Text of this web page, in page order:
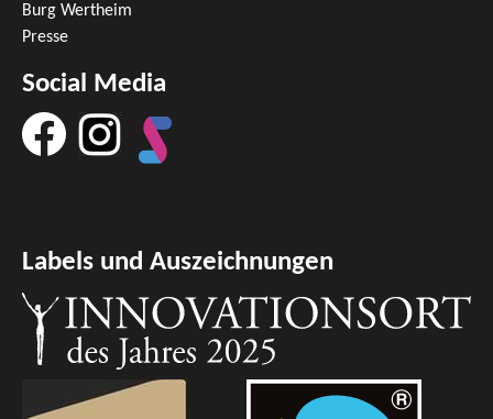
Burg Wertheim
Presse
Social Media
Labels und Auszeichnungen